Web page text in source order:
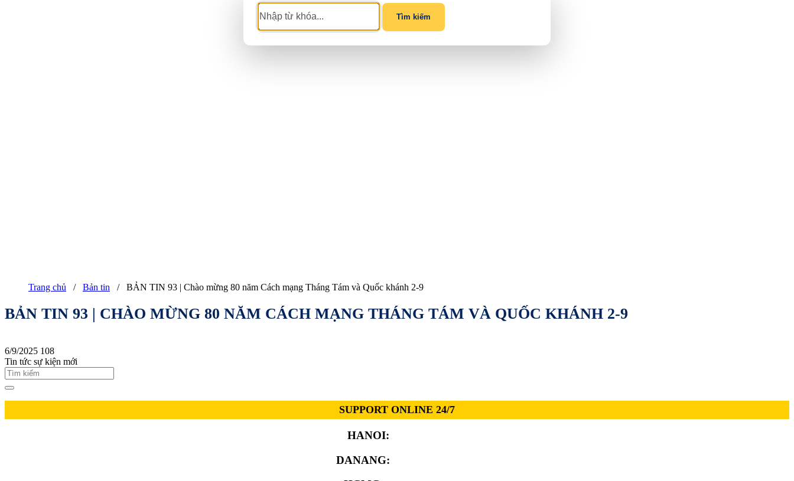
Tìm kiếm
Trang chủ / Bản tin / BẢN TIN 93 | Chào mừng 80 năm Cách mạng Tháng Tám và Quốc khánh 2-9
BẢN TIN 93 | CHÀO MỪNG 80 NĂM CÁCH MẠNG THÁNG TÁM VÀ QUỐC KHÁNH 2-9
6/9/2025 108
Tin tức sự kiện mới
SUPPORT ONLINE 24/7
HANOI:
DANANG: